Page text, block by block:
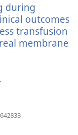
вікні)
during
outcomes
transfusion
membrane